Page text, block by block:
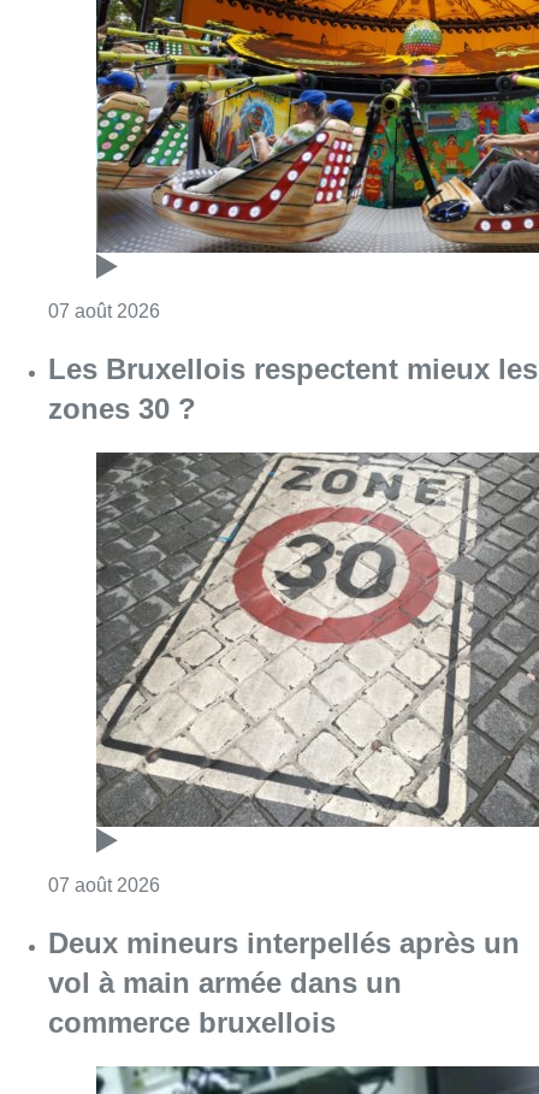
Les Bruxellois respectent mieux les
zones 30 ?
07 août 2026Consulter l'article "Les Bruxellois
Deux mineurs interpellés après un
vol à main armée dans un
commerce bruxellois